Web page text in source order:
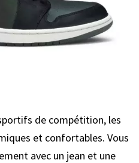
de compétition, les
et confortables. Vous
avec un jean et une